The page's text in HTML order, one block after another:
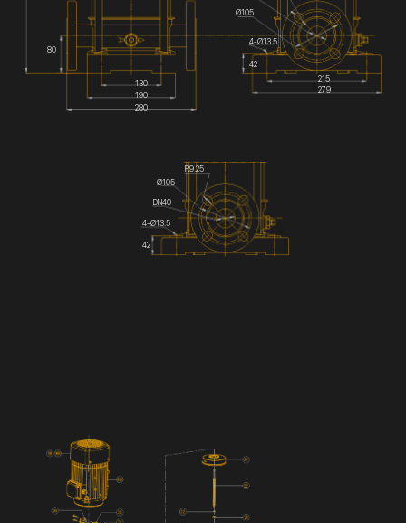
80
130
190
280
215
279
42
4-Ø13.5
Ø105
DN40
R9.25
Ø105
4-Ø13.5
42